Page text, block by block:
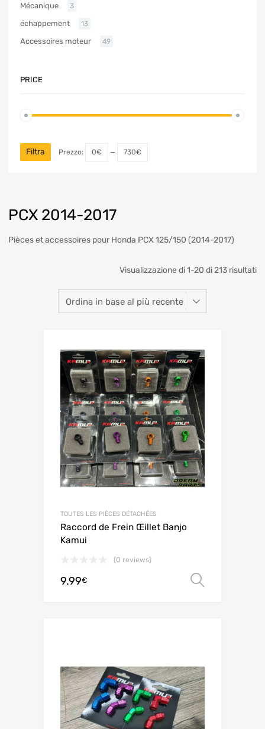
PCX 2014-2017
Pièces et accessoires pour Honda PCX 125/150 (2014-2017)
Visualizzazione di 1-20 di 213 risultati
TOUTES LES PIÈCES DÉTACHÉES
Raccord de Frein Œillet Banjo
Kamui
(0 reviews)
9.99€
Mécanique 3
échappement 13
Accessoires moteur 49
PRICE
Filtra Prezzo: 0€ — 730€